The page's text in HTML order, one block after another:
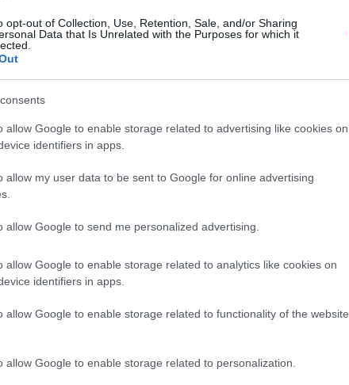
opt-out of Collection, Use, Retention, Sale, and/or Sharing
Data that Is Unrelated with the Purposes for which it
allow Google to enable storage related to advertising like cookies on
identifiers in apps.
allow my user data to be sent to Google for online advertising
allow Google to send me personalized advertising.
allow Google to enable storage related to analytics like cookies on
identifiers in apps.
allow Google to enable storage related to functionality of the website
allow Google to enable storage related to personalization.
Wolff: A Ferrari
nyafog a motorja
Domenicali: Az F1
többet hozott Las